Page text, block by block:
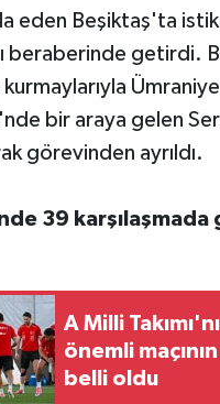
eden Beşiktaş'ta
beraberinde getirdi.
kurmaylarıyla
bir araya gelen
görevinden ayrıldı.
39 karşılaşmada
A Milli
önemli
belli oldu